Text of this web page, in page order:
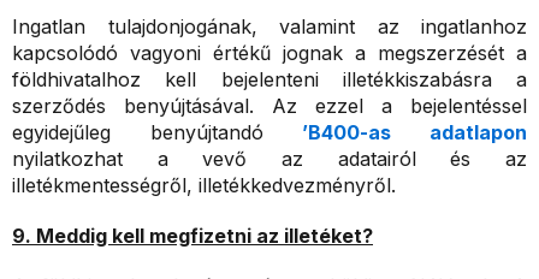
Ingatlan tulajdonjogának, valamint az ingatlanhoz
kapcsolódó vagyoni értékű jognak a megszerzését a
földhivatalhoz kell bejelenteni illetékkiszabásra a
szerződés benyújtásával. Az ezzel a bejelentéssel
egyidejűleg benyújtandó ’B400-as adatlapon
nyilatkozhat a vevő az adatairól és az
illetékmentességről, illetékkedvezményről.
9. Meddig kell megfizetni az illetéket?